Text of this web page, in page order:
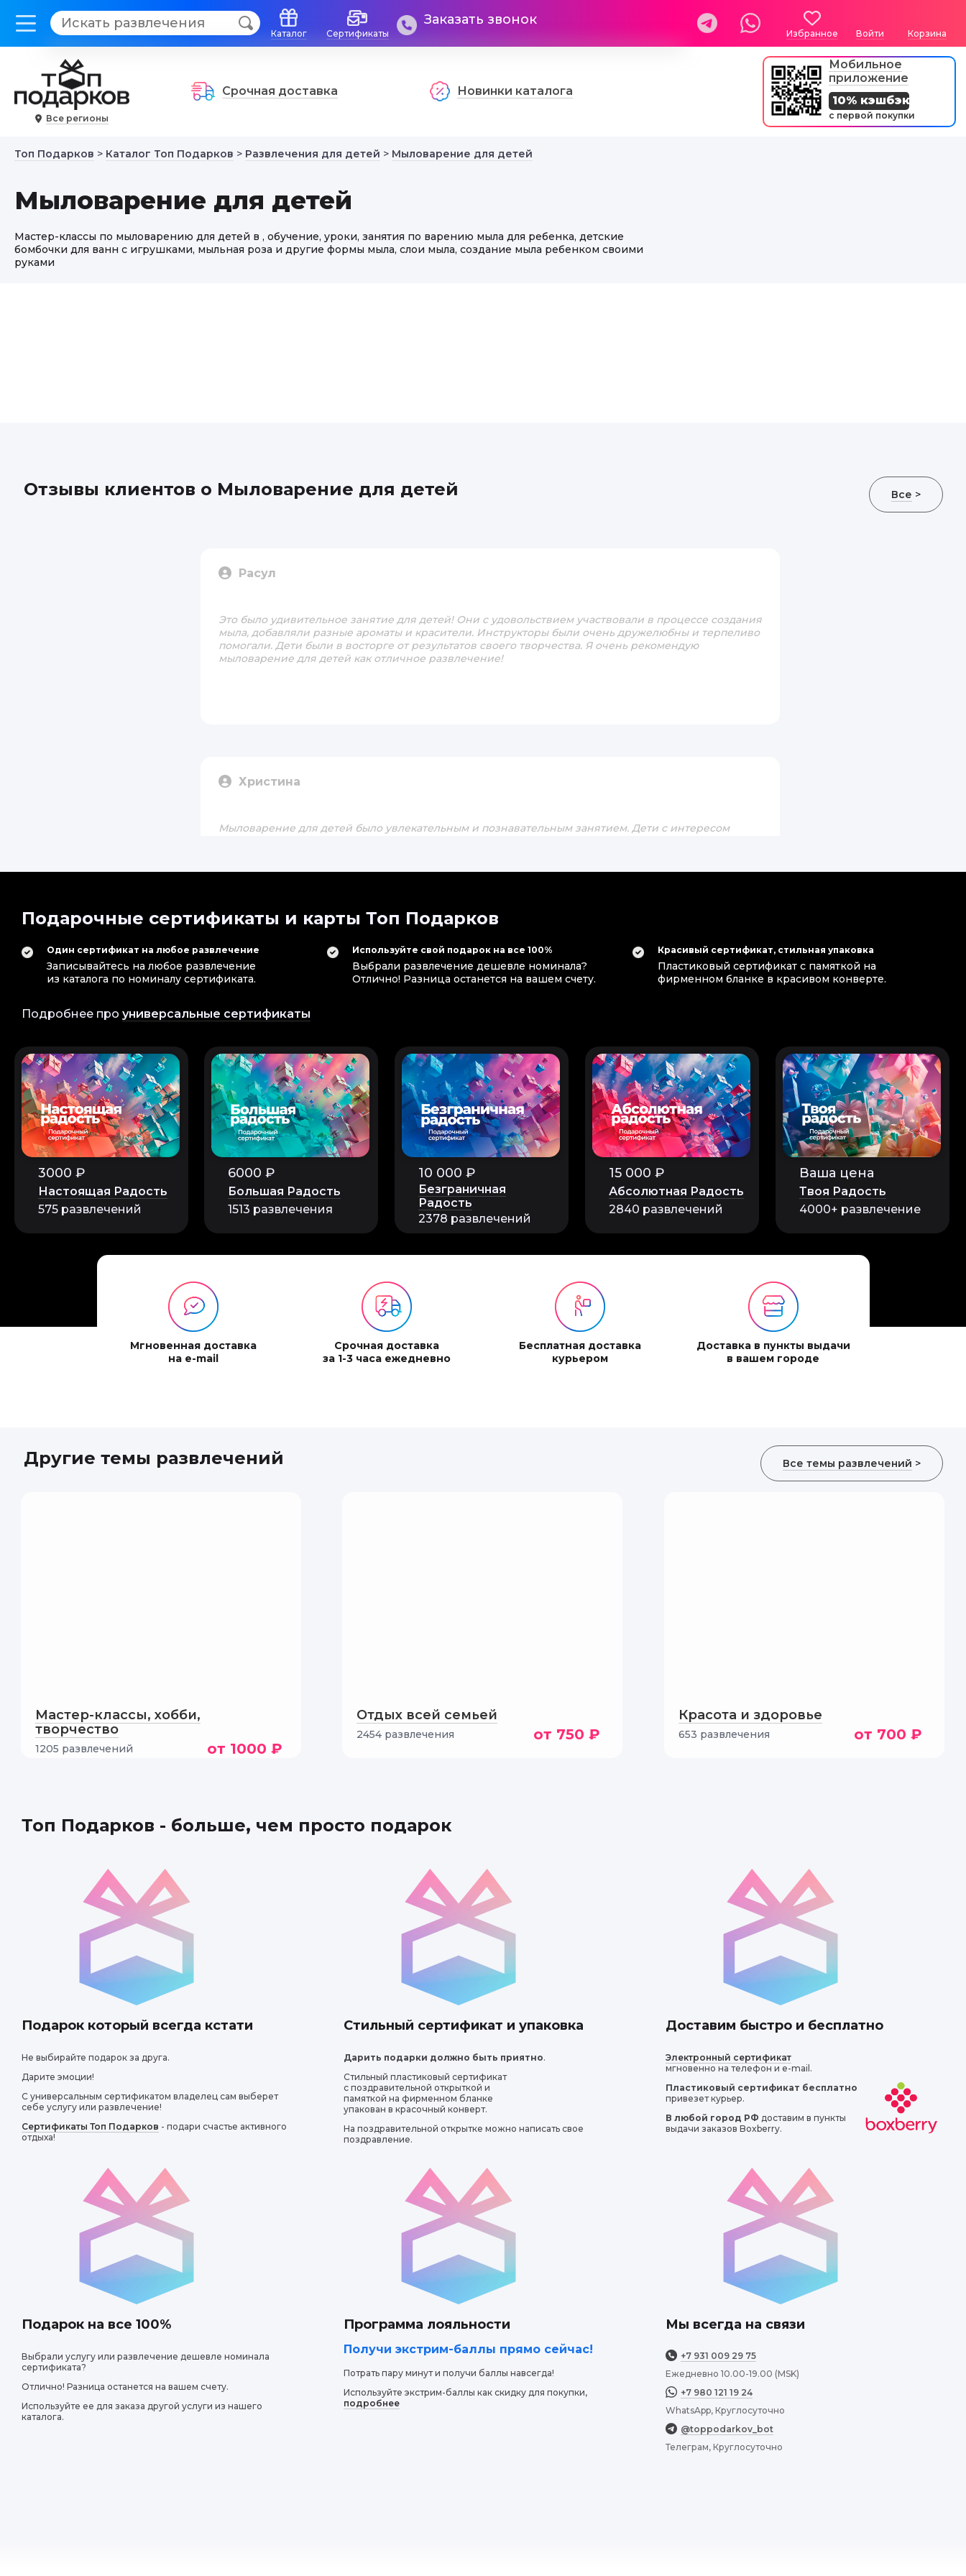
Каталог Сертификаты
Заказать звонок
Избранное Войти Корзина
Все регионы
Срочная доставка Новинки каталога
Мобильное
приложение
10% кэшбэк
с первой покупки
Топ Подарков > Каталог Топ Подарков > Развлечения для детей > Мыловарение для детей
Мыловарение для детей
Мастер-классы по мыловарению для детей в , обучение, уроки, занятия по варению мыла для ребенка, детские
бомбочки для ванн с игрушками, мыльная роза и другие формы мыла, слои мыла, создание мыла ребенком своими
руками
Отзывы клиентов о Мыловарение для детей Все >
Расул
Это было удивительное занятие для детей! Они с удовольствием участвовали в процессе создания
мыла, добавляли разные ароматы и красители. Инструкторы были очень дружелюбны и терпеливо
помогали. Дети были в восторге от результатов своего творчества. Я очень рекомендую
мыловарение для детей как отличное развлечение!
Христина
Мыловарение для детей было увлекательным и познавательным занятием. Дети с интересом
процесс. В конце мы получили не только красивое мыло, но и массу положительных впечатлений.
Обязательно порекомендую это развлечение друзьям!
Лука
самостоятельно создать свое мыло, выбрав аромат и форму. В конце каждый участник получил
возможность не только развлечься, но и научить детей новому ремеслу.
Ребенок был в восторге от процесса создания мыла! Настоятельно рекомендую это мероприятие
для детей.
Майя
Было невероятно увлекательно! Ребенок был в восторге от экспериментов с цветами и ароматами.
Алик
Все участники были в восторге от результатов! Было здорово наблюдать, как дети проявляют
креативность и учатся новому. Хорошее развлечение для детского праздника.
Были на мыловарении с детьми - впечатления просто потрясающие! Ребенок в восторге от
процесса создания мыла своими руками. В конце мы получили оригинальное мыло, которое с
Подарочные сертификаты и карты Топ Подарков
Один сертификат на любое развлечение
Записывайтесь на любое развлечение
из каталога по номиналу сертификата.
Используйте свой подарок на все 100%
Выбрали развлечение дешевле номинала?
Отлично! Разница останется на вашем счету.
Красивый сертификат, стильная упаковка
Пластиковый сертификат с памяткой на
фирменном бланке в красивом конверте.
Подробнее про универсальные сертификаты
3000 ₽
Настоящая Радость
575 развлечений
6000 ₽
Большая Радость
1513 развлечения
10 000 ₽
Безграничная
Радость
2378 развлечений
15 000 ₽
Абсолютная Радость
2840 развлечений
Ваша цена
Твоя Радость
4000+ развлечение
Мгновенная доставка
на e-mail
Срочная доставка
за 1-3 часа ежедневно
Бесплатная доставка
курьером
Доставка в пункты выдачи
в вашем городе
Другие темы развлечений Все темы развлечений >
Мастер-классы, хобби,
творчество
1205 развлечений от 1000 ₽
Отдых всей семьей
2454 развлечения от 750 ₽
Красота и здоровье
653 развлечения от 700 ₽
Топ Подарков - больше, чем просто подарок
Подарок который всегда кстати
Не выбирайте подарок за друга.
Дарите эмоции!
С универсальным сертификатом владелец сам выберет
себе услугу или развлечение!
Сертификаты Топ Подарков - подари счастье активного
отдыха!
Стильный сертификат и упаковка
Дарить подарки должно быть приятно.
Стильный пластиковый сертификат
с поздравительной открыткой и
памяткой на фирменном бланке
упакован в красочный конверт.
На поздравительной открытке можно написать свое
поздравление.
Доставим быстро и бесплатно
Электронный сертификат
мгновенно на телефон и e-mail.
Пластиковый сертификат бесплатно
привезет курьер.
В любой город РФ доставим в пункты
выдачи заказов Boxberry.
Подарок на все 100%
Выбрали услугу или развлечение дешевле номинала
сертификата?
Отлично! Разница останется на вашем счету.
Используйте ее для заказа другой услуги из нашего
каталога.
Программа лояльности
Получи экстрим-баллы прямо сейчас!
Потрать пару минут и получи баллы навсегда!
Используйте экстрим-баллы как скидку для покупки,
подробнее
Мы всегда на связи
+7 931 009 29 75
Ежедневно 10.00-19.00 (MSK)
+7 980 121 19 24
WhatsApp, Круглосуточно
@toppodarkov_bot
Телеграм, Круглосуточно